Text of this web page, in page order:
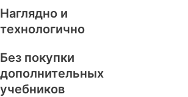
Наглядно и
технологично
Без покупки
дополнительных
учебников